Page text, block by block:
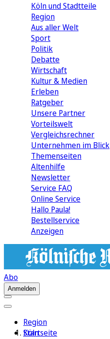
Köln und Stadtteile
Region
Aus aller Welt
Sport
Politik
Debatte
Wirtschaft
Kultur & Medien
Erleben
Ratgeber
Unsere Partner
Vorteilswelt
Vergleichsrechner
Unternehmen im Blick
Themenseiten
Altenhilfe
Newsletter
Service FAQ
Online Service
Hallo Paula!
Bestellservice
Anzeigen
Abo
Anmelden
Region
Köln
Startseite